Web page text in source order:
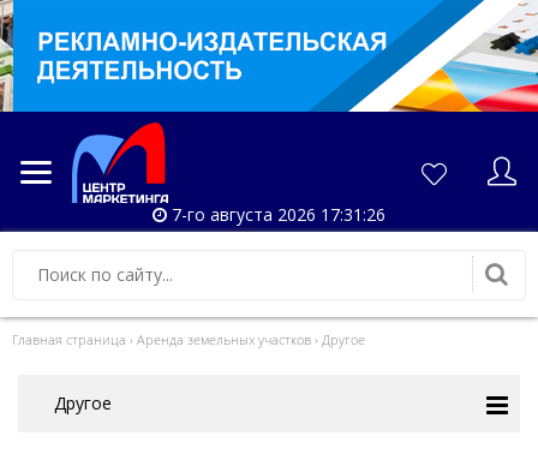
7-го августа 2026 17:31:26
Главная страница › Аренда земельных участков › Другое
Другое